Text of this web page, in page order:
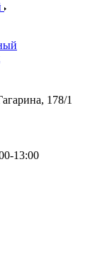
178/1
13:00